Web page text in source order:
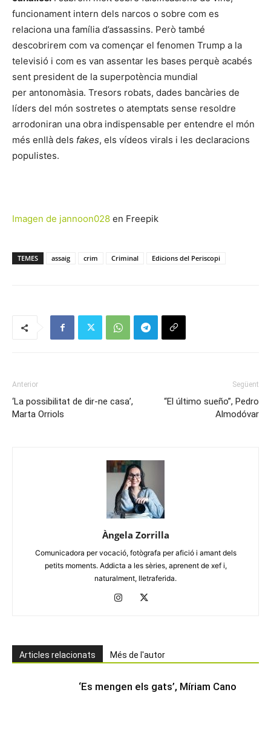
funcionament intern dels narcos o sobre com es
relaciona una família d’assassins. Però també
descobrirem com va començar el fenomen Trump a la
televisió i com es van assentar les bases perquè acabés
sent president de la superpotència mundial
per antonomàsia. Tresors robats, dades bancàries de
líders del món sostretes o atemptats sense resoldre
arrodoniran una obra indispensable per entendre el món
més enllà dels fakes, els vídeos virals i les declaracions
populistes.
Imagen de jannoon028 en Freepik
TEMES assaig crim Criminal Edicions del Periscopi
Anterior
‘La possibilitat de dir-ne casa’,
Marta Orriols
Següent
“El último sueño”, Pedro
Almodóvar
Àngela Zorrilla
Comunicadora per vocació, fotògrafa per afició i amant dels
petits moments. Addicta a les sèries, aprenent de xef i,
naturalment, lletraferida.
Articles relacionats Més de l'autor
‘Es mengen els gats’, Míriam Cano